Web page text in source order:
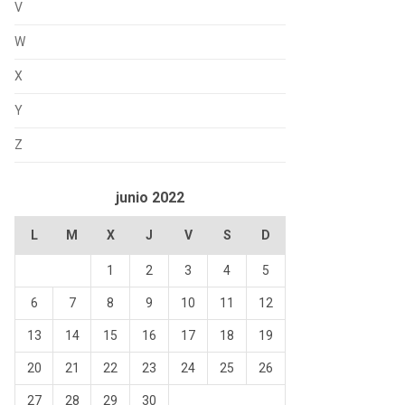
V
W
X
Y
Z
junio 2022
L M X J V S D
1 2 3 4 5
6 7 8 9 10 11 12
13 14 15 16 17 18 19
20 21 22 23 24 25 26
27 28 29 30